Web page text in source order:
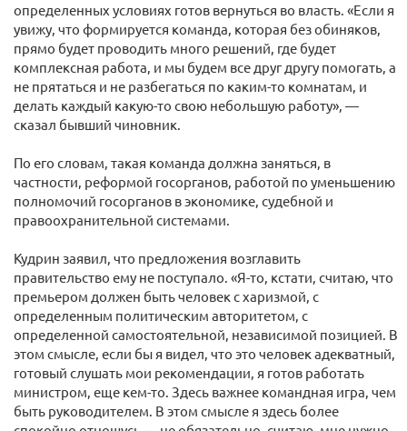
определенных условиях готов вернуться во власть. «Если я
увижу, что формируется команда, которая без обиняков,
прямо будет проводить много решений, где будет
комплексная работа, и мы будем все друг другу помогать, а
не прятаться и не разбегаться по каким-то комнатам, и
делать каждый какую-то свою небольшую работу», —
сказал бывший чиновник.
По его словам, такая команда должна заняться, в
частности, реформой госорганов, работой по уменьшению
полномочий госорганов в экономике, судебной и
правоохранительной системами.
Кудрин заявил, что предложения возглавить
правительство ему не поступало. «Я-то, кстати, считаю, что
премьером должен быть человек с харизмой, с
определенным политическим авторитетом, с
определенной самостоятельной, независимой позицией. В
этом смысле, если бы я видел, что это человек адекватный,
готовый слушать мои рекомендации, я готов работать
министром, еще кем-то. Здесь важнее командная игра, чем
быть руководителем. В этом смысле я здесь более